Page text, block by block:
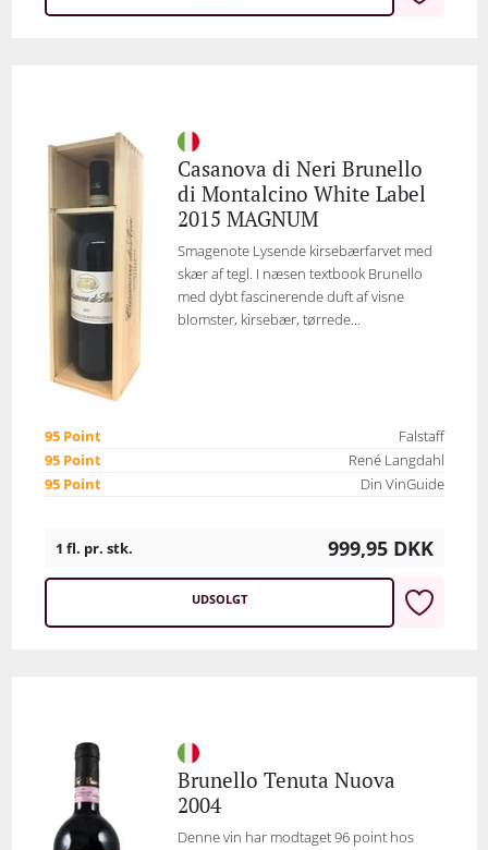
Casanova di Neri Brunello
di Montalcino White Label
2015 MAGNUM
Smagenote Lysende kirsebærfarvet med
skær af tegl. I næsen textbook Brunello
med dybt fascinerende duft af visne
blomster, kirsebær, tørrede...
95 Point
Falstaff
95 Point
René Langdahl
95 Point
Din VinGuide
1 fl. pr. stk. 999,95 DKK
UDSOLGT
Brunello Tenuta Nuova
2004
Denne vin har modtaget 96 point hos